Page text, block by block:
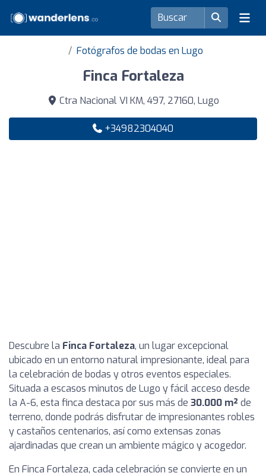
Fotógrafos de bodas en Lugo
Finca Fortaleza
Ctra Nacional VI KM, 497, 27160, Lugo
+34982304040
Descubre la Finca Fortaleza, un lugar excepcional
ubicado en un entorno natural impresionante, ideal para
la celebración de bodas y otros eventos especiales.
Situada a escasos minutos de Lugo y fácil acceso desde
la A-6, esta finca destaca por sus más de 30.000 m² de
terreno, donde podrás disfrutar de impresionantes robles
y castaños centenarios, así como extensas zonas
ajardinadas que crean un ambiente mágico y acogedor.
En Finca Fortaleza, cada celebración se convierte en un